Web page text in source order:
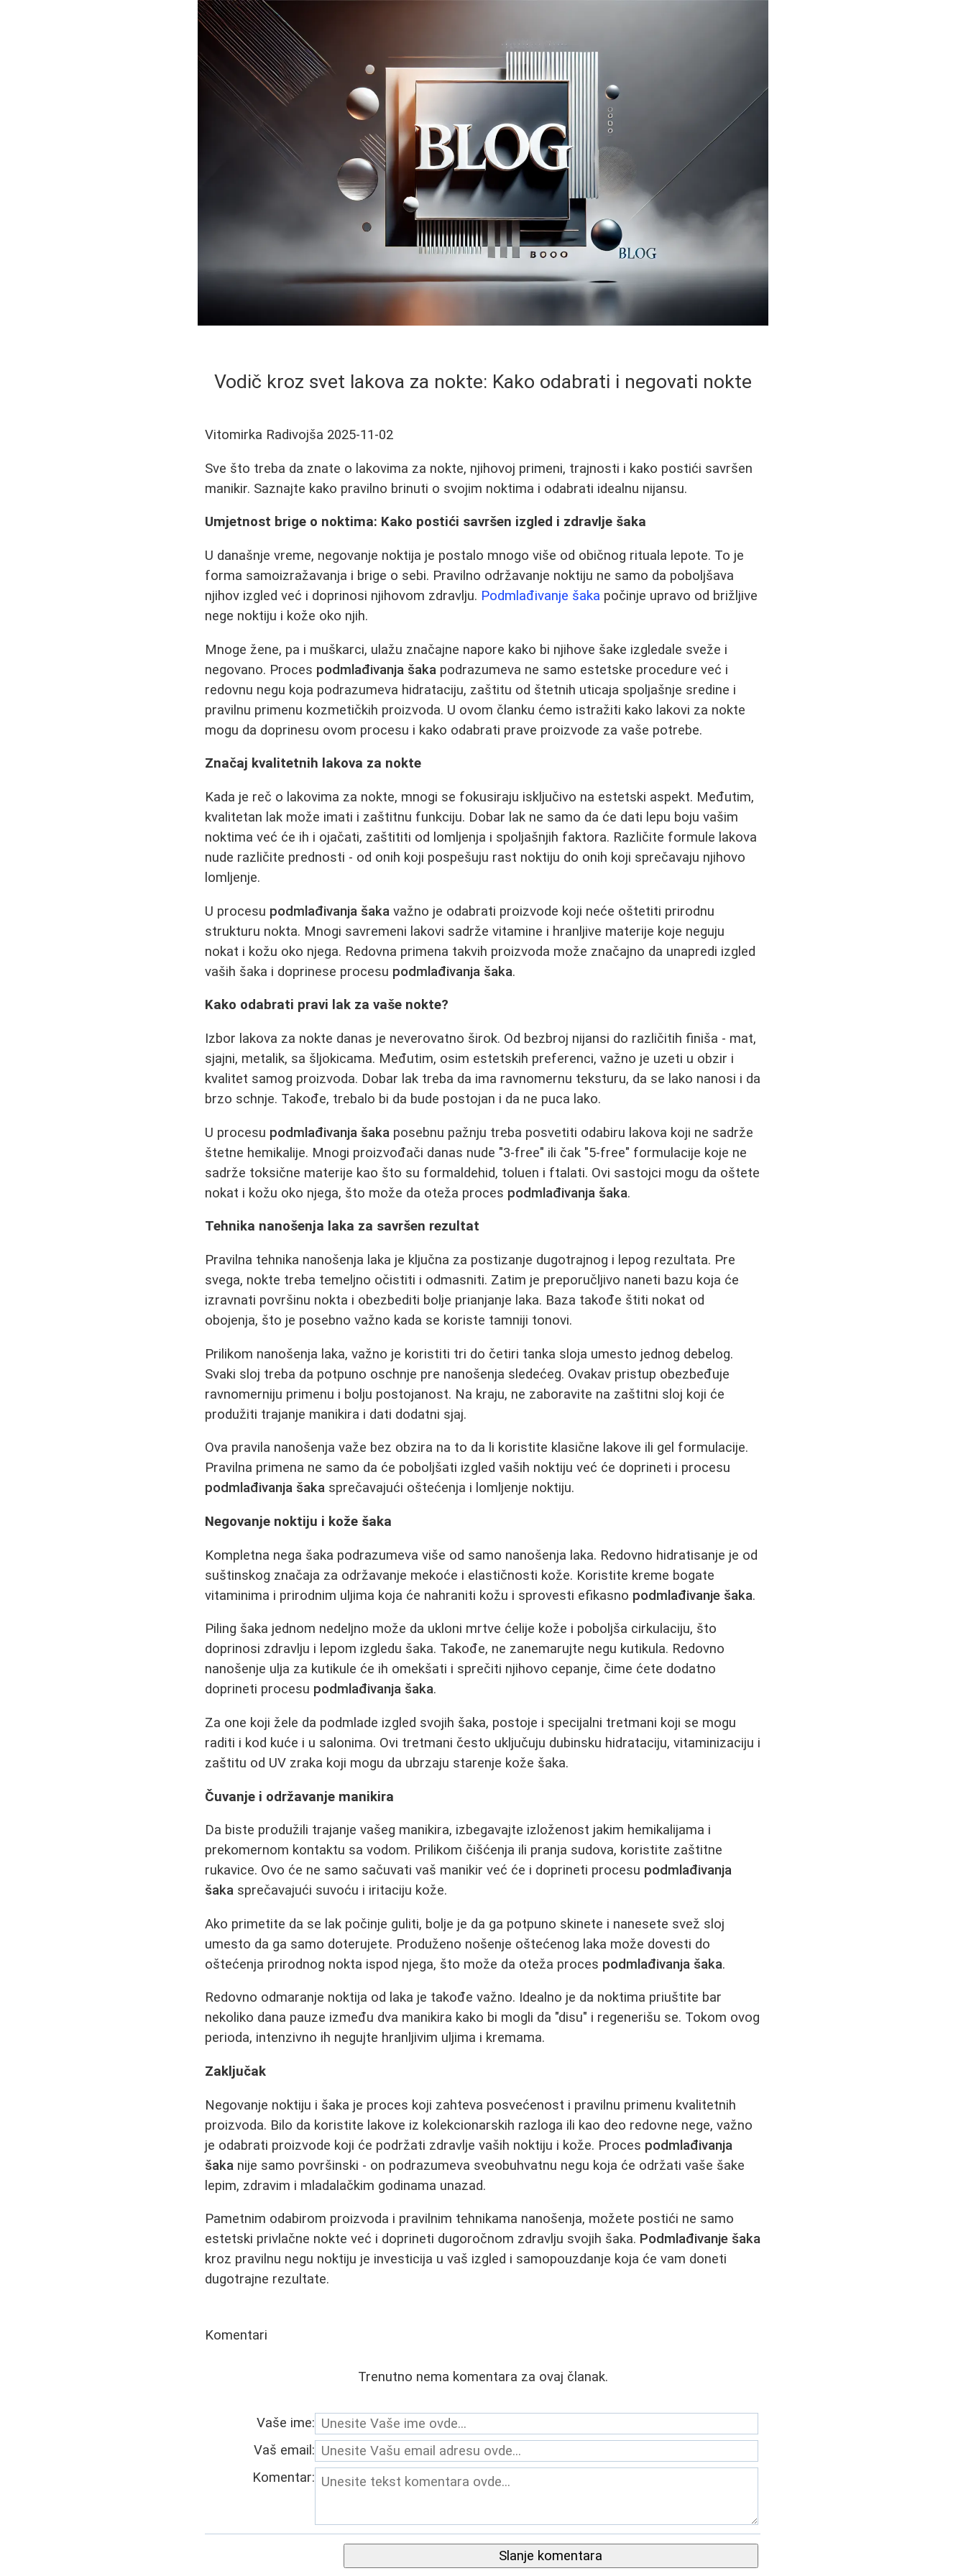
Vodič kroz svet lakova za nokte: Kako odabrati i negovati nokte
Vitomirka Radivojša 2025-11-02
Sve što treba da znate o lakovima za nokte, njihovoj primeni, trajnosti i kako postići savršen
manikir. Saznajte kako pravilno brinuti o svojim noktima i odabrati idealnu nijansu.
Umjetnost brige o noktima: Kako postići savršen izgled i zdravlje šaka
U današnje vreme, negovanje noktija je postalo mnogo više od običnog rituala lepote. To je
forma samoizražavanja i brige o sebi. Pravilno održavanje noktiju ne samo da poboljšava
njihov izgled već i doprinosi njihovom zdravlju. Podmlađivanje šaka počinje upravo od brižljive
nege noktiju i kože oko njih.
Mnoge žene, pa i muškarci, ulažu značajne napore kako bi njihove šake izgledale sveže i
negovano. Proces podmlađivanja šaka podrazumeva ne samo estetske procedure već i
redovnu negu koja podrazumeva hidrataciju, zaštitu od štetnih uticaja spoljašnje sredine i
pravilnu primenu kozmetičkih proizvoda. U ovom članku ćemo istražiti kako lakovi za nokte
mogu da doprinesu ovom procesu i kako odabrati prave proizvode za vaše potrebe.
Značaj kvalitetnih lakova za nokte
Kada je reč o lakovima za nokte, mnogi se fokusiraju isključivo na estetski aspekt. Međutim,
kvalitetan lak može imati i zaštitnu funkciju. Dobar lak ne samo da će dati lepu boju vašim
noktima već će ih i ojačati, zaštititi od lomljenja i spoljašnjih faktora. Različite formule lakova
nude različite prednosti - od onih koji pospešuju rast noktiju do onih koji sprečavaju njihovo
lomljenje.
U procesu podmlađivanja šaka važno je odabrati proizvode koji neće oštetiti prirodnu
strukturu nokta. Mnogi savremeni lakovi sadrže vitamine i hranljive materije koje neguju
nokat i kožu oko njega. Redovna primena takvih proizvoda može značajno da unapredi izgled
vaših šaka i doprinese procesu podmlađivanja šaka.
Kako odabrati pravi lak za vaše nokte?
Izbor lakova za nokte danas je neverovatno širok. Od bezbroj nijansi do različitih finiša - mat,
sjajni, metalik, sa šljokicama. Međutim, osim estetskih preferenci, važno je uzeti u obzir i
kvalitet samog proizvoda. Dobar lak treba da ima ravnomernu teksturu, da se lako nanosi i da
brzo schnje. Takođe, trebalo bi da bude postojan i da ne puca lako.
U procesu podmlađivanja šaka posebnu pažnju treba posvetiti odabiru lakova koji ne sadrže
štetne hemikalije. Mnogi proizvođači danas nude "3-free" ili čak "5-free" formulacije koje ne
sadrže toksične materije kao što su formaldehid, toluen i ftalati. Ovi sastojci mogu da oštete
nokat i kožu oko njega, što može da oteža proces podmlađivanja šaka.
Tehnika nanošenja laka za savršen rezultat
Pravilna tehnika nanošenja laka je ključna za postizanje dugotrajnog i lepog rezultata. Pre
svega, nokte treba temeljno očistiti i odmasniti. Zatim je preporučljivo naneti bazu koja će
izravnati površinu nokta i obezbediti bolje prianjanje laka. Baza takođe štiti nokat od
obojenja, što je posebno važno kada se koriste tamniji tonovi.
Prilikom nanošenja laka, važno je koristiti tri do četiri tanka sloja umesto jednog debelog.
Svaki sloj treba da potpuno oschnje pre nanošenja sledećeg. Ovakav pristup obezbeđuje
ravnomerniju primenu i bolju postojanost. Na kraju, ne zaboravite na zaštitni sloj koji će
produžiti trajanje manikira i dati dodatni sjaj.
Ova pravila nanošenja važe bez obzira na to da li koristite klasične lakove ili gel formulacije.
Pravilna primena ne samo da će poboljšati izgled vaših noktiju već će doprineti i procesu
podmlađivanja šaka sprečavajući oštećenja i lomljenje noktiju.
Negovanje noktiju i kože šaka
Kompletna nega šaka podrazumeva više od samo nanošenja laka. Redovno hidratisanje je od
suštinskog značaja za održavanje mekoće i elastičnosti kože. Koristite kreme bogate
vitaminima i prirodnim uljima koja će nahraniti kožu i sprovesti efikasno podmlađivanje šaka.
Piling šaka jednom nedeljno može da ukloni mrtve ćelije kože i poboljša cirkulaciju, što
doprinosi zdravlju i lepom izgledu šaka. Takođe, ne zanemarujte negu kutikula. Redovno
nanošenje ulja za kutikule će ih omekšati i sprečiti njihovo cepanje, čime ćete dodatno
doprineti procesu podmlađivanja šaka.
Za one koji žele da podmlade izgled svojih šaka, postoje i specijalni tretmani koji se mogu
raditi i kod kuće i u salonima. Ovi tretmani često uključuju dubinsku hidrataciju, vitaminizaciju i
zaštitu od UV zraka koji mogu da ubrzaju starenje kože šaka.
Čuvanje i održavanje manikira
Da biste produžili trajanje vašeg manikira, izbegavajte izloženost jakim hemikalijama i
prekomernom kontaktu sa vodom. Prilikom čišćenja ili pranja sudova, koristite zaštitne
rukavice. Ovo će ne samo sačuvati vaš manikir već će i doprineti procesu podmlađivanja
šaka sprečavajući suvoću i iritaciju kože.
Ako primetite da se lak počinje guliti, bolje je da ga potpuno skinete i nanesete svež sloj
umesto da ga samo doterujete. Produženo nošenje oštećenog laka može dovesti do
oštećenja prirodnog nokta ispod njega, što može da oteža proces podmlađivanja šaka.
Redovno odmaranje noktija od laka je takođe važno. Idealno je da noktima priuštite bar
nekoliko dana pauze između dva manikira kako bi mogli da "disu" i regenerišu se. Tokom ovog
perioda, intenzivno ih negujte hranljivim uljima i kremama.
Zaključak
Negovanje noktiju i šaka je proces koji zahteva posvećenost i pravilnu primenu kvalitetnih
proizvoda. Bilo da koristite lakove iz kolekcionarskih razloga ili kao deo redovne nege, važno
je odabrati proizvode koji će podržati zdravlje vaših noktiju i kože. Proces podmlađivanja
šaka nije samo površinski - on podrazumeva sveobuhvatnu negu koja će održati vaše šake
lepim, zdravim i mladalačkim godinama unazad.
Pametnim odabirom proizvoda i pravilnim tehnikama nanošenja, možete postići ne samo
estetski privlačne nokte već i doprineti dugoročnom zdravlju svojih šaka. Podmlađivanje šaka
kroz pravilnu negu noktiju je investicija u vaš izgled i samopouzdanje koja će vam doneti
dugotrajne rezultate.
Komentari
Trenutno nema komentara za ovaj članak.
Vaše ime:
Vaš email:
Komentar:
Slanje komentara